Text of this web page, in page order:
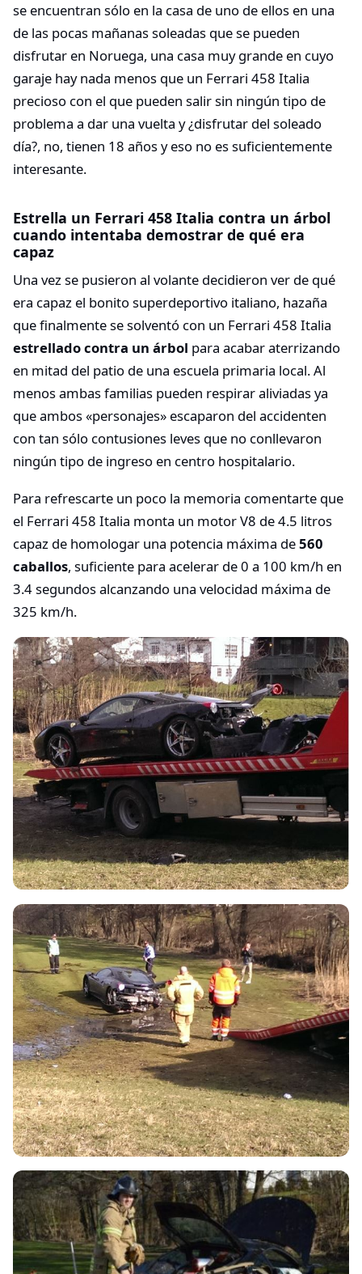
se encuentran sólo en la casa de uno de ellos en una
de las pocas mañanas soleadas que se pueden
disfrutar en Noruega, una casa muy grande en cuyo
garaje hay nada menos que un Ferrari 458 Italia
precioso con el que pueden salir sin ningún tipo de
problema a dar una vuelta y ¿disfrutar del soleado
día?, no, tienen 18 años y eso no es suficientemente
interesante.
Estrella un Ferrari 458 Italia contra un árbol
cuando intentaba demostrar de qué era
capaz
Una vez se pusieron al volante decidieron ver de qué
era capaz el bonito superdeportivo italiano, hazaña
que finalmente se solventó con un Ferrari 458 Italia
estrellado contra un árbol para acabar aterrizando
en mitad del patio de una escuela primaria local. Al
menos ambas familias pueden respirar aliviadas ya
que ambos «personajes» escaparon del accidenten
con tan sólo contusiones leves que no conllevaron
ningún tipo de ingreso en centro hospitalario.
Para refrescarte un poco la memoria comentarte que
el Ferrari 458 Italia monta un motor V8 de 4.5 litros
capaz de homologar una potencia máxima de560
caballos, suficiente para acelerar de 0 a 100 km/h en
3.4 segundos alcanzando una velocidad máxima de
325 km/h.